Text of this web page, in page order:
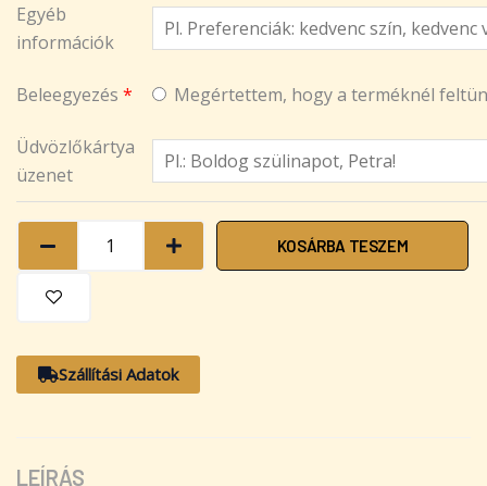
Egyéb
információk
Beleegyezés * Megértettem, hogy a terméknél
Üdvözlőkártya
üzenet
KOSÁRBA TESZEM
Szállítási Adatok
LEÍRÁS